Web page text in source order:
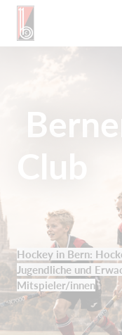
Club
Hockey in Bern:
Jugendliche und
Mitspieler/innen